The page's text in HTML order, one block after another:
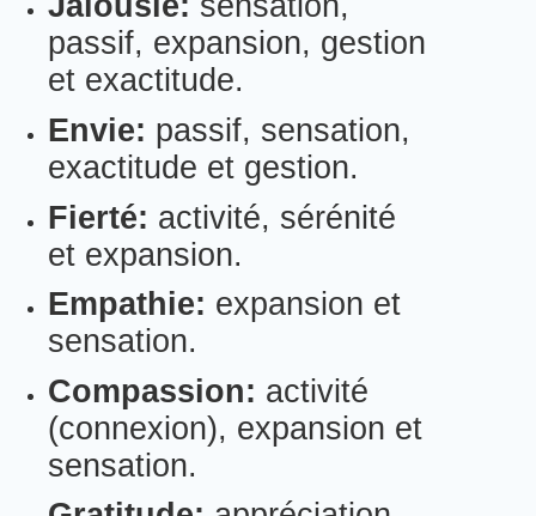
passif, expansion, gestion
et exactitude.
Envie: passif, sensation,
exactitude et gestion.
Fierté: activité, sérénité
et expansion.
Empathie: expansion et
sensation.
Compassion: activité
(connexion), expansion et
sensation.